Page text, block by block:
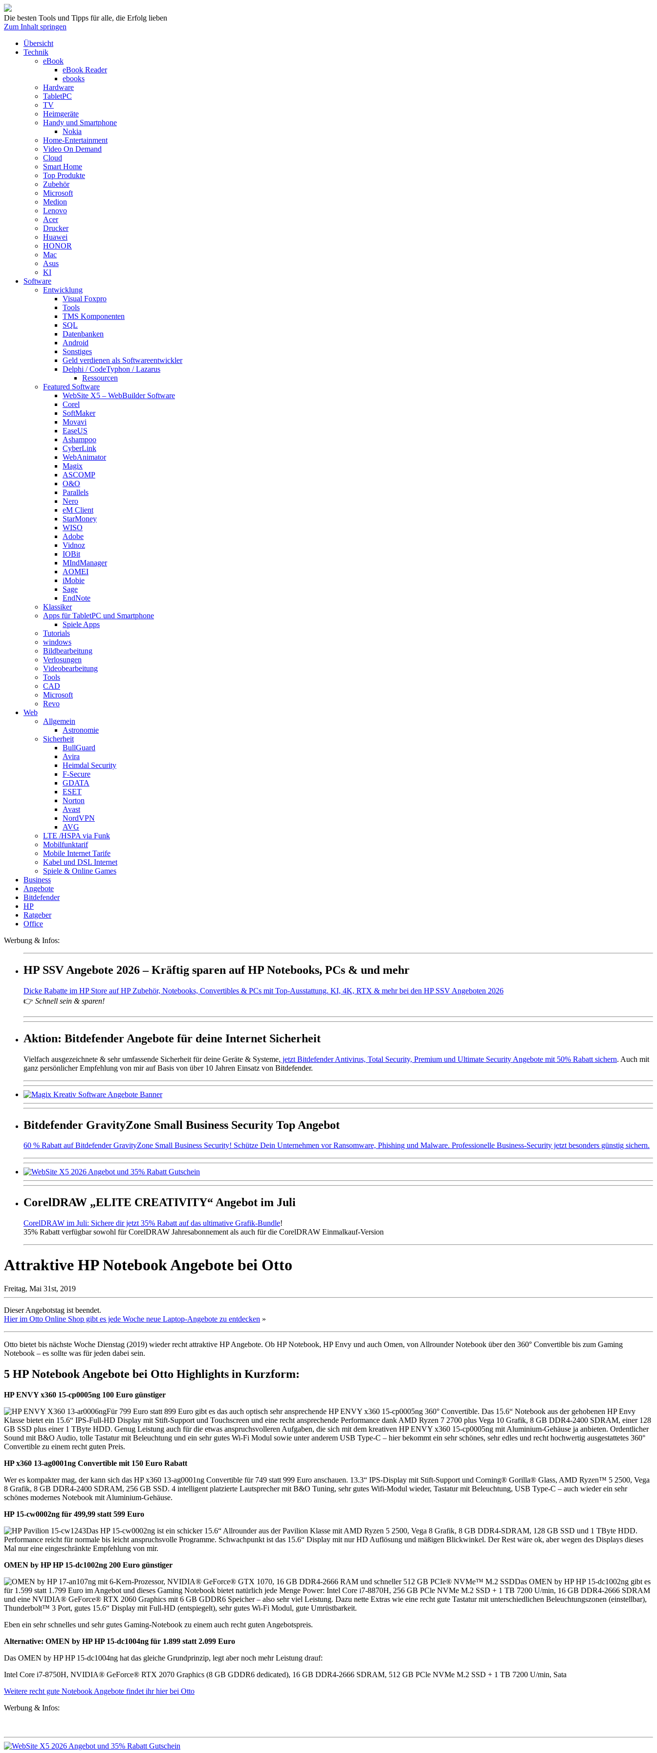
Die besten Tools und Tipps für alle, die Erfolg lieben
Zum Inhalt springen
Übersicht
Technik
eBook
eBook Reader
ebooks
Hardware
TabletPC
TV
Heimgeräte
Handy und Smartphone
Nokia
Home-Entertainment
Video On Demand
Cloud
Smart Home
Top Produkte
Zubehör
Microsoft
Medion
Lenovo
Acer
Drucker
Huawei
HONOR
Mac
Asus
KI
Software
Entwicklung
Visual Foxpro
Tools
TMS Komponenten
SQL
Datenbanken
Android
Sonstiges
Geld verdienen als Softwareentwickler
Delphi / CodeTyphon / Lazarus
Ressourcen
Featured Software
WebSite X5 – WebBuilder Software
Corel
SoftMaker
Movavi
EaseUS
Ashampoo
CyberLink
WebAnimator
Magix
ASCOMP
O&O
Parallels
Nero
eM Client
StarMoney
WISO
Adobe
Vidnoz
IOBit
MIndManager
AOMEI
iMobie
Sage
EndNote
Klassiker
Apps für TabletPC und Smartphone
Spiele Apps
Tutorials
windows
Bildbearbeitung
Verlosungen
Videobearbeitung
Tools
CAD
Microsoft
Revo
Web
Allgemein
Astronomie
Sicherheit
BullGuard
Avira
Heimdal Security
F-Secure
GDATA
ESET
Norton
Avast
NordVPN
AVG
LTE /HSPA via Funk
Mobilfunktarif
Mobile Internet Tarife
Kabel und DSL Internet
Spiele & Online Games
Business
Angebote
Bitdefender
HP
Ratgeber
Office
Werbung & Infos:
HP SSV Angebote 2026 – Kräftig sparen auf HP Notebooks, PCs & und mehr
Dicke Rabatte im HP Store auf HP Zubehör, Notebooks, Convertibles & PCs mit Top-Ausstattung. KI, 4K, RTX & mehr bei den HP SSV Angeboten 2026
👉 Schnell sein & sparen!
Aktion: Bitdefender Angebote für deine Internet Sicherheit
Vielfach ausgezeichnete & sehr umfassende Sicherheit für deine Geräte & Systeme, jetzt Bitdefender Antivirus, Total Security, Premium und Ultimate Security Angebote mit 50% Rabatt sichern. Auch mit
ganz persönlicher Empfehlung von mir auf Basis von über 10 Jahren Einsatz von Bitdefender.
Bitdefender GravityZone Small Business Security Top Angebot
60 % Rabatt auf Bitdefender GravityZone Small Business Security! Schütze Dein Unternehmen vor Ransomware, Phishing und Malware. Professionelle Business-Security jetzt besonders günstig sichern.
CorelDRAW „ELITE CREATIVITY“ Angebot im Juli
CorelDRAW im Juli: Sichere dir jetzt 35% Rabatt auf das ultimative Grafik-Bundle!
35% Rabatt verfügbar sowohl für CorelDRAW Jahresabonnement als auch für die CorelDRAW Einmalkauf-Version
Attraktive HP Notebook Angebote bei Otto
Freitag, Mai 31st, 2019
Dieser Angebotstag ist beendet.
Hier im Otto Online Shop gibt es jede Woche neue Laptop-Angebote zu entdecken »
Otto bietet bis nächste Woche Dienstag (2019) wieder recht attraktive HP Angebote. Ob HP Notebook, HP Envy und auch Omen, von Allrounder Notebook über den 360° Convertible bis zum Gaming
Notebook – es sollte was für jeden dabei sein.
5 HP Notebook Angebote bei Otto Highlights in Kurzform:
HP ENVY x360 15-cp0005ng 100 Euro günstiger
Für 799 Euro statt 899 Euro gibt es das auch optisch sehr ansprechende HP ENVY x360 15-cp0005ng 360° Convertible. Das 15.6“ Notebook aus der gehobenen HP Envy
Klasse bietet ein 15.6“ IPS-Full-HD Display mit Stift-Support und Touchscreen und eine recht ansprechende Performance dank AMD Ryzen 7 2700 plus Vega 10 Grafik, 8 GB DDR4-2400 SDRAM, einer 128
GB SSD plus einer 1 TByte HDD. Genug Leistung auch für die etwas anspruchsvolleren Aufgaben, die sich mit dem kreativen HP ENVY x360 15-cp0005ng mit Aluminium-Gehäuse ja anbieten. Ordentlicher
Sound mit B&O Audio, tolle Tastatur mit Beleuchtung und ein sehr gutes Wi-Fi Modul sowie unter anderem USB Type-C – hier bekommt ein sehr schönes, sehr edles und recht hochwertig ausgestattetes 360°
Convertible zu einem recht guten Preis.
HP x360 13-ag0001ng Convertible mit 150 Euro Rabatt
Wer es kompakter mag, der kann sich das HP x360 13-ag0001ng Convertible für 749 statt 999 Euro anschauen. 13.3“ IPS-Display mit Stift-Support und Corning® Gorilla® Glass, AMD Ryzen™ 5 2500, Vega
8 Grafik, 8 GB DDR4-2400 SDRAM, 256 GB SSD. 4 intelligent platzierte Lautsprecher mit B&O Tuning, sehr gutes Wifi-Modul wieder, Tastatur mit Beleuchtung, USB Type-C – auch wieder ein sehr
schönes modernes Notebook mit Aluminium-Gehäuse.
HP 15-cw0002ng für 499,99 statt 599 Euro
Das HP 15-cw0002ng ist ein schicker 15.6“ Allrounder aus der Pavilion Klasse mit AMD Ryzen 5 2500, Vega 8 Grafik, 8 GB DDR4-SDRAM, 128 GB SSD und 1 TByte HDD.
Performance reicht für normale bis leicht anspruchsvolle Programme. Schwachpunkt ist das 15.6“ Display mit nur HD Auflösung und mäßigen Blickwinkel. Der Rest wäre ok, aber wegen des Displays dieses
Mal nur eine eingeschränkte Empfehlung von mir.
OMEN by HP HP 15-dc1002ng 200 Euro günstiger
Das OMEN by HP HP 15-dc1002ng gibt es
für 1.599 statt 1.799 Euro im Angebot und dieses Gaming Notebook bietet natürlich jede Menge Power: Intel Core i7-8870H, 256 GB PCle NVMe M.2 SSD + 1 TB 7200 U/min, 16 GB DDR4-2666 SDRAM
und eine NVIDIA® GeForce® RTX 2060 Graphics mit 6 GB GDDR6 Speicher – also sehr viel Leistung. Dazu nette Extras wie eine recht gute Tastatur mit unterschiedlichen Beleuchtungszonen (einstellbar),
Thunderbolt™ 3 Port, gutes 15.6“ Display mit Full-HD (entspiegelt), sehr gutes Wi-Fi Modul, gute Umrüstbarkeit.
Eben ein sehr schnelles und sehr gutes Gaming-Notebook zu einem auch recht guten Angebotspreis.
Alternative: OMEN by HP HP 15-dc1004ng für 1.899 statt 2.099 Euro
Das OMEN by HP HP 15-dc1004ng hat das gleiche Grundprinzip, legt aber noch mehr Leistung drauf:
Intel Core i7-8750H, NVIDIA® GeForce® RTX 2070 Graphics (8 GB GDDR6 dedicated), 16 GB DDR4-2666 SDRAM, 512 GB PCle NVMe M.2 SSD + 1 TB 7200 U/min, Sata
Weitere recht gute Notebook Angebote findet ihr hier bei Otto
Werbung & Infos: